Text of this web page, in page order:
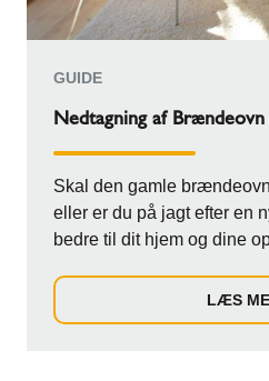
GUIDE
Nedtagning af Brændeovn
Skal den gamle
eller er du på jagt efter en
bedre til dit hjem og dine
LÆS